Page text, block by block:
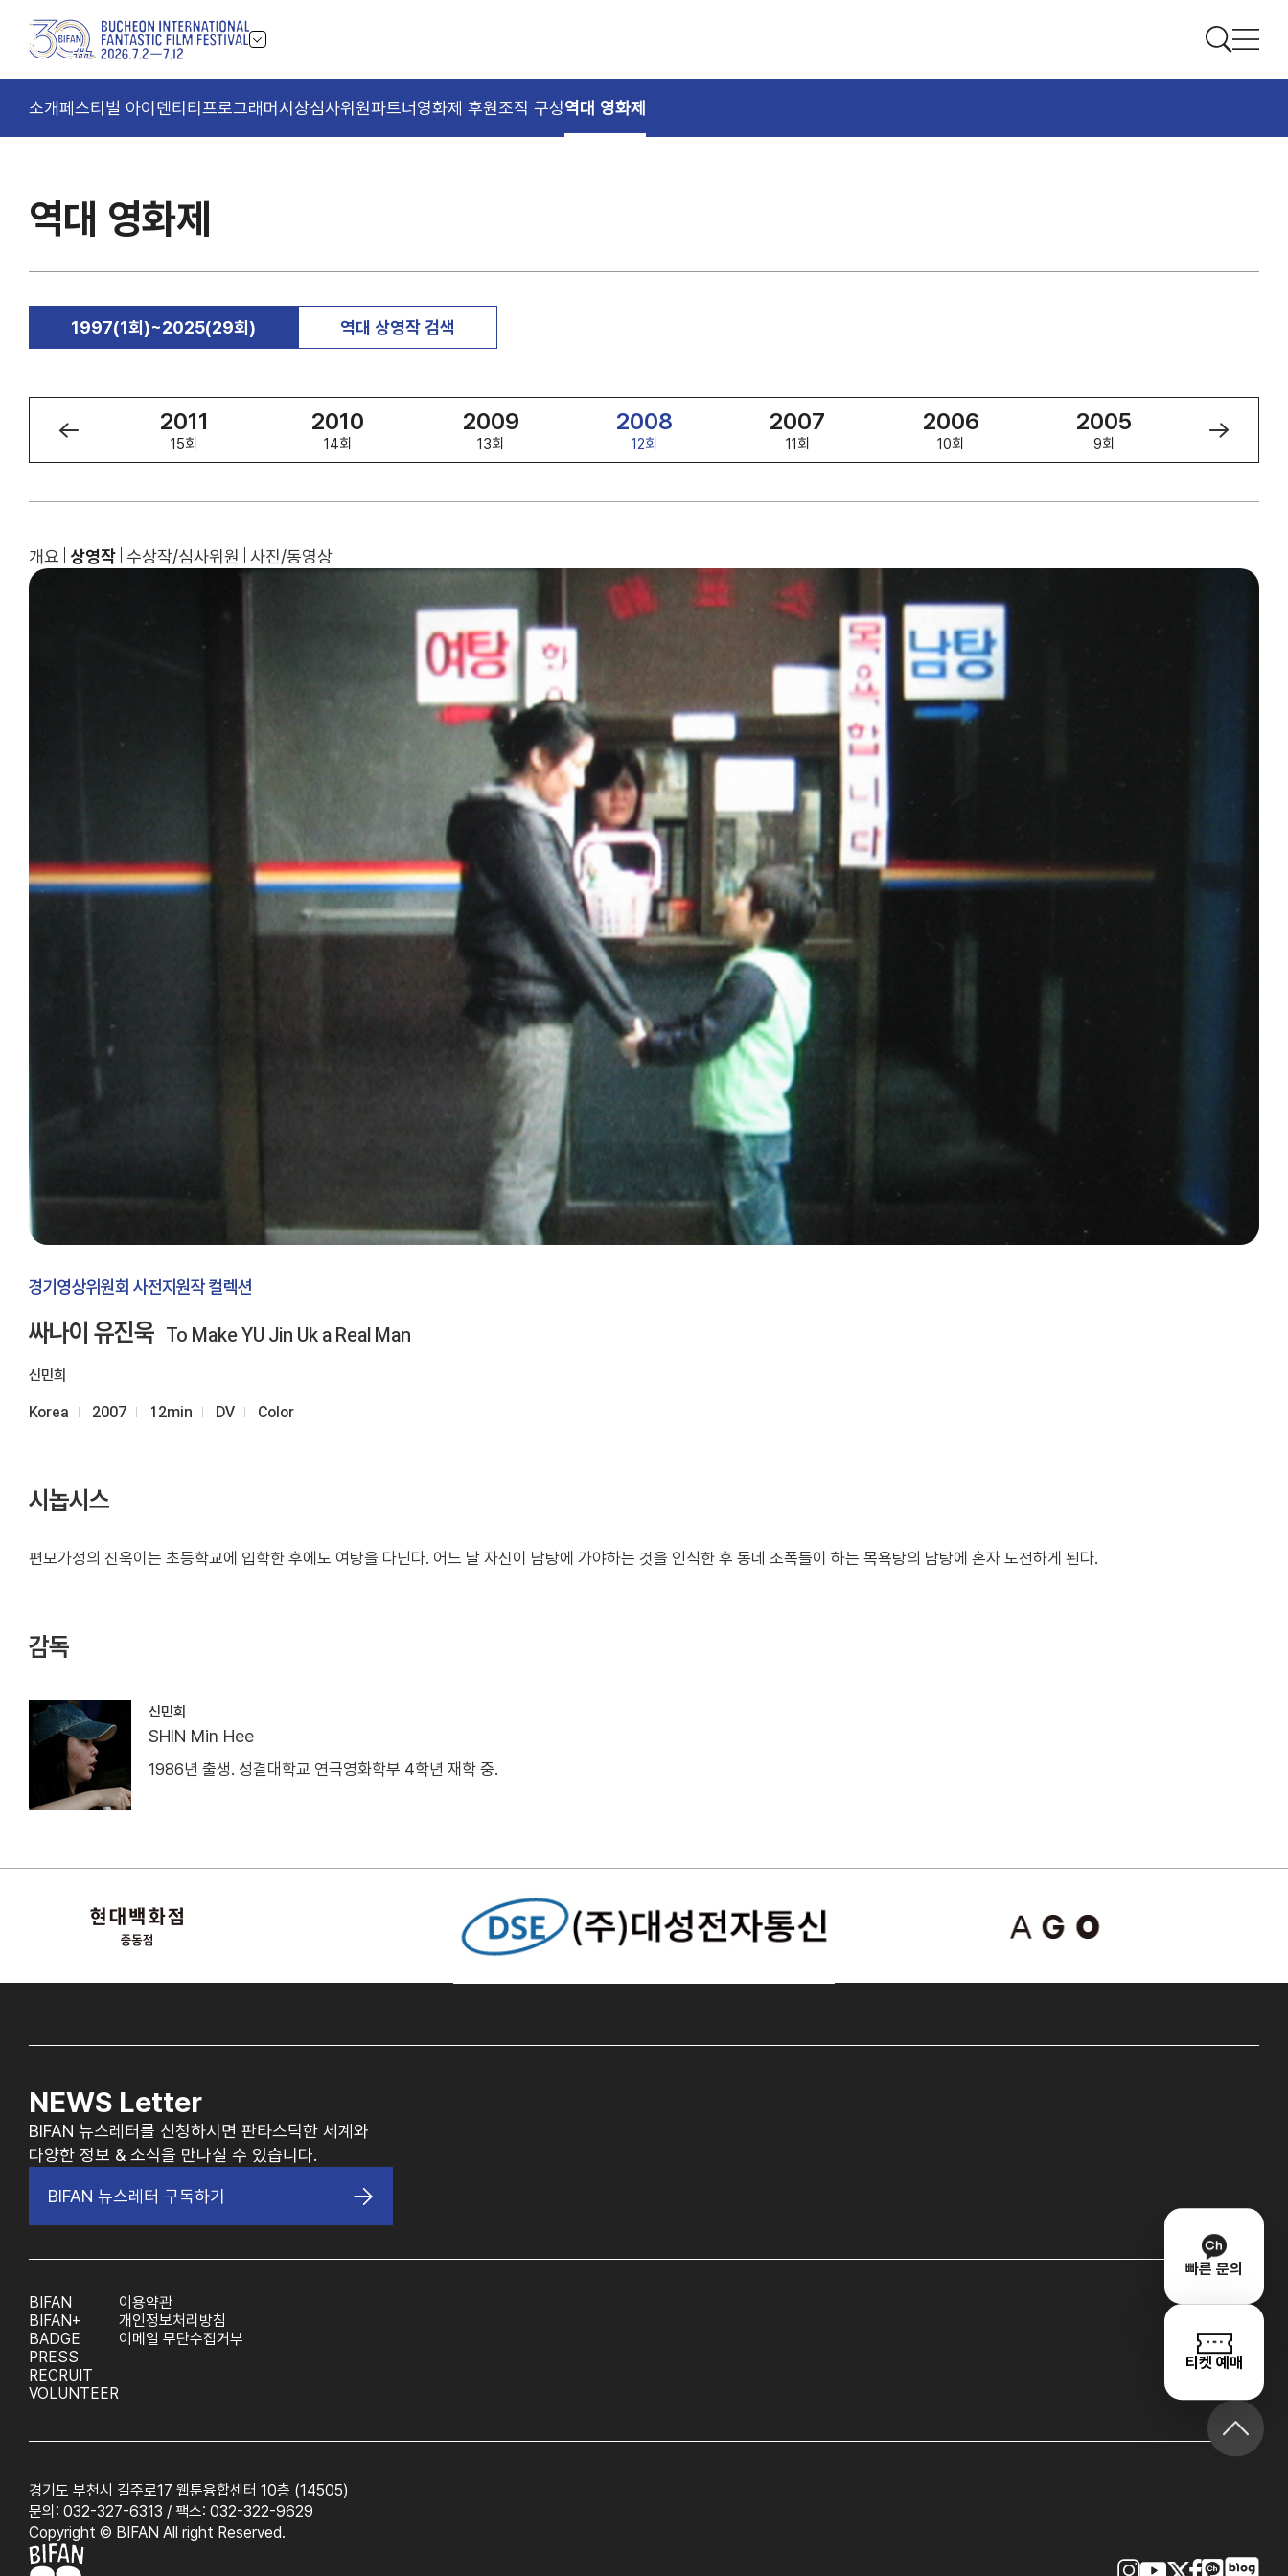
빠른 문의
티켓 예매
소개페스티벌 아이덴티티 프로그래머시상심사위원파트너영화제 후원조직 구성역대 영화제
역대 영화제
1997(1회)~2025(29회) 역대 상영작 검색
2011
15회
2010
14회
2009
13회
2008
12회
2007
11회
2006
10회
2005
9회
개요 상영작 수상작/심사위원 사진/동영상
경기영상위원회 사전지원작 컬렉션
싸나이 유진욱 To Make YU Jin Uk a Real Man
신민희
Korea 2007 12min DV Color
시놉시스
편모가정의 진욱이는 초등학교에 입학한 후에도 여탕을 다닌다. 어느 날 자신이 남탕에 가야하는 것을 인식한 후 동네 조폭들이 하는 목욕탕의 남탕에 혼자 도전하게 된다.
감독
신민희
SHIN Min Hee
1986년 출생. 성결대학교 연극영화학부 4학년 재학 중.
NEWS Letter
BIFAN 뉴스레터를 신청하시면 판타스틱한 세계와
다양한 정보 & 소식을 만나실 수 있습니다.
BIFAN 뉴스레터 구독하기
BIFAN
BIFAN+
BADGE
PRESS
RECRUIT
VOLUNTEER
이용약관
개인정보처리방침
이메일 무단수집거부
경기도 부천시 길주로17 웹툰융합센터 10층 (14505)
문의: 032-327-6313 / 팩스: 032-322-9629
Copyright © BIFAN All right Reserved.